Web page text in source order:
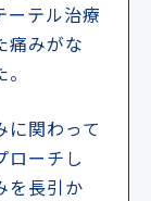
ーテル治療
痛みがな
に関わって
ローチし
を長引か